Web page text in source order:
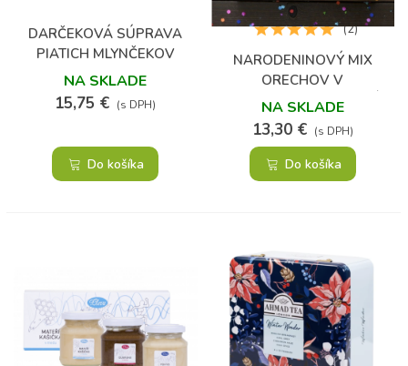
DARČEKOVÁ SÚPRAVA
PIATICH MLYNČEKOV
KORENIA A SOLI
NA SKLADE
15,75 € (s DPH)
Do košíka
NARODENINOVÝ MIX
ORECHOV V
DARČEKOVOM BALENÍ
NA SKLADE
13,30 € (s DPH)
(2)
Do košíka